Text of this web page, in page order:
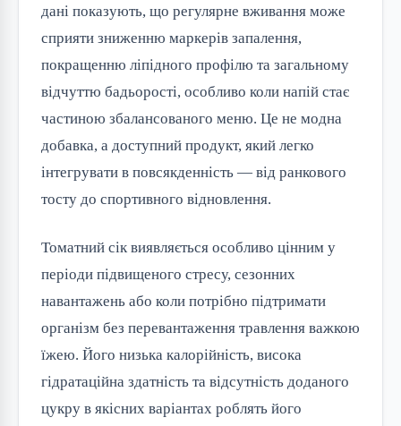
дані показують, що регулярне вживання може
сприяти зниженню маркерів запалення,
покращенню ліпідного профілю та загальному
відчуттю бадьорості, особливо коли напій стає
частиною збалансованого меню. Це не модна
добавка, а доступний продукт, який легко
інтегрувати в повсякденність — від ранкового
тосту до спортивного відновлення.
Томатний сік виявляється особливо цінним у
періоди підвищеного стресу, сезонних
навантажень або коли потрібно підтримати
організм без перевантаження травлення важкою
їжею. Його низька калорійність, висока
гідратаційна здатність та відсутність доданого
цукру в якісних варіантах роблять його